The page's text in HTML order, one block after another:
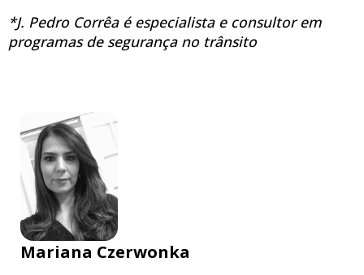
*J. Pedro Corrêa é especialista e consultor em
programas de segurança no trânsito
Mariana Czerwonka